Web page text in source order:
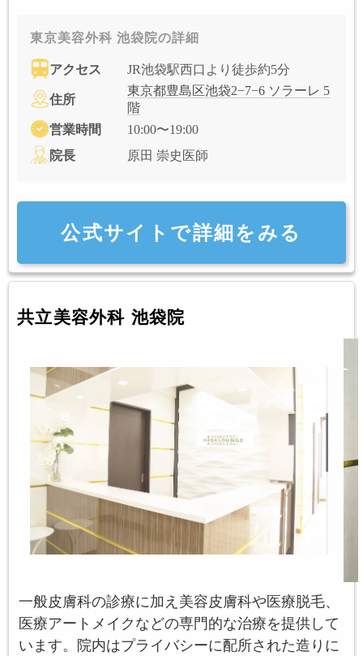
東京美容外科 池袋院の詳細
アクセス JR池袋駅西口より徒歩約5分
住所
東京都豊島区池袋2−7−6 ソラーレ 5
階
営業時間
10:00〜19:00
院長
原田 崇史医師
公式サイトで詳細をみる
共立美容外科 池袋院
一般皮膚科の診療に加え美容皮膚科や医療脱毛、
医療アートメイクなどの専門的な治療を提供して
います。院内はプライバシーに配所された造りに